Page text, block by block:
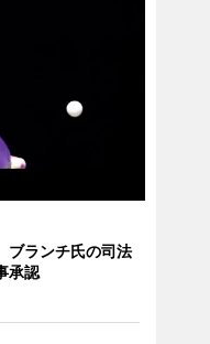
ブランチ氏の司法
承認